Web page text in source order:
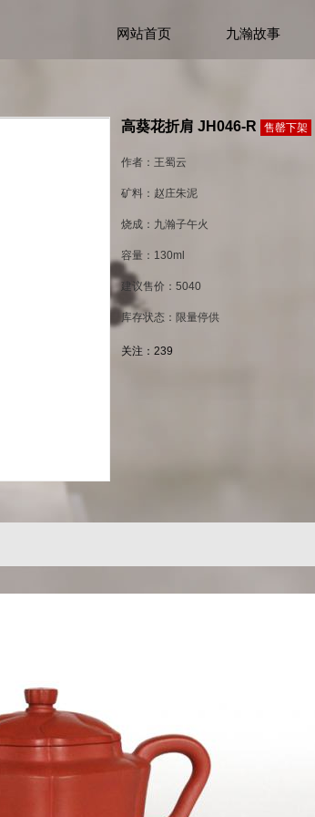
网站首页 九瀚故事
高葵花折肩 JH046-R 售罄下架
作者：王蜀云
矿料：赵庄朱泥
烧成：九瀚子午火
容量：130ml
建议售价：5040
库存状态：限量停供
关注： 239